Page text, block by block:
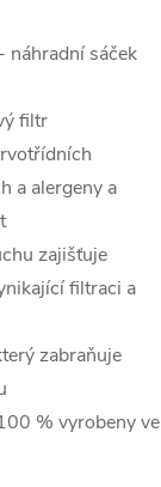
náhradní sáček
filtr
a alergeny a
zajišťuje
filtraci a
zabraňuje
% vyrobeny ve